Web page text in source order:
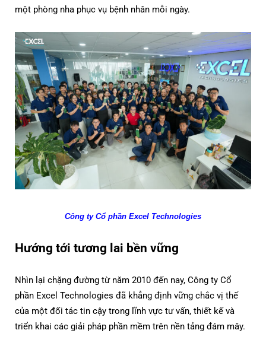
một phòng nha phục vụ bệnh nhân mỗi ngày.
Công ty Cổ phần Excel Technologies
Hướng tới tương lai bền vững
Nhìn lại chặng đường từ năm 2010 đến nay, Công ty Cổ
phần Excel Technologies đã khẳng định vững chắc vị thế
của một đối tác tin cậy trong lĩnh vực tư vấn, thiết kế và
triển khai các giải pháp phần mềm trên nền tảng đám mây.